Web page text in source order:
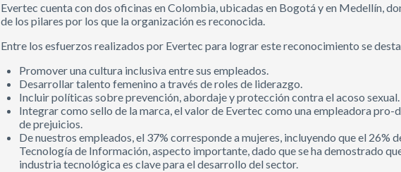
Evertec cuenta con dos oficinas en Colombia, ubicadas en Bogotá y en Medellín,
de los pilares por los que la organización es reconocida.
Entre los esfuerzos realizados por Evertec para lograr este reconocimiento se
Promover una cultura inclusiva entre sus empleados.
Desarrollar talento femenino a través de roles de liderazgo.
Incluir políticas sobre prevención, abordaje y protección contra el acoso sexual.
Integrar como sello de la marca, el valor de Evertec como una empleadora
de prejuicios.
De nuestros empleados, el 37% corresponde a mujeres, incluyendo que el 26%
Tecnología de Información, aspecto importante, dado que se ha demostrado
industria tecnológica es clave para el desarrollo del sector.